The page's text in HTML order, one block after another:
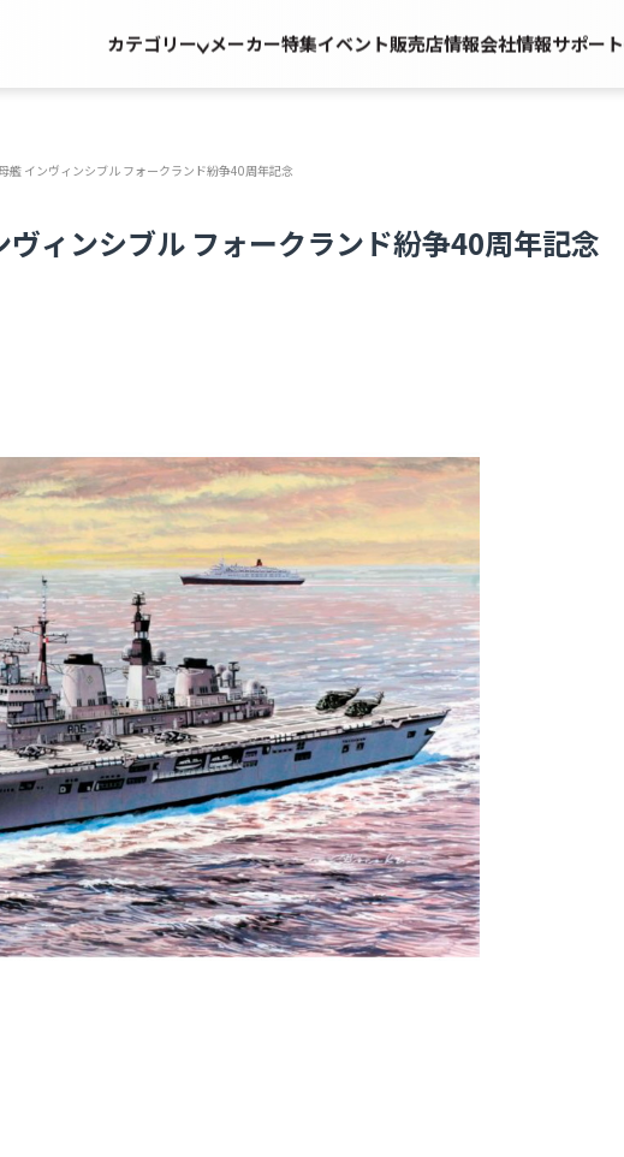
カテゴリー メーカー特集イベント販売店情報会社情報サポート
艦 インヴィンシブル フォークランド紛争40周年記念
ィンシブル フォークランド紛争40周年記念